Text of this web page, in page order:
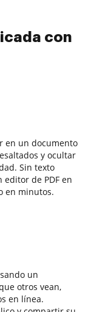
con
en un documento
y ocultar
Sin texto
de PDF en
en minutos.
un
otros vean,
en línea.